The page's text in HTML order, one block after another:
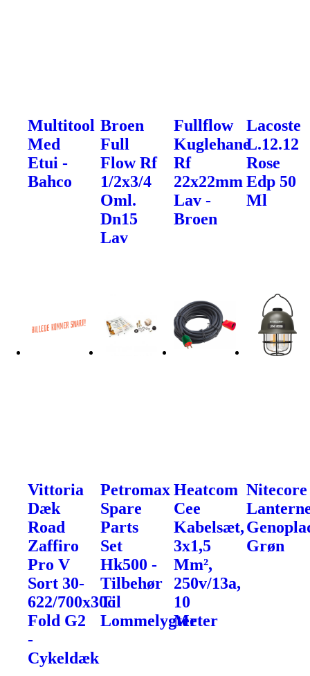
Multitool
Med
Etui -
Bahco
Broen
Full
Flow Rf
1/2x3/4
Oml.
Dn15
Lav
Fullflow
Kuglehane
Rf
22x22mm
Lav -
Broen
Lacoste
L.12.12
Rose
Edp 50
Ml
Vittoria
Dæk
Road
Zaffiro
Pro V
Sort 30-
622/700x30c
Fold G2
-
Cykeldæk
Petromax
Spare
Parts
Set
Hk500 -
Tilbehør
Til
Lommelygter
Heatcom
Cee
Kabelsæt,
3x1,5
Mm²,
250v/13a,
10
Meter
Nitecore
Grøn